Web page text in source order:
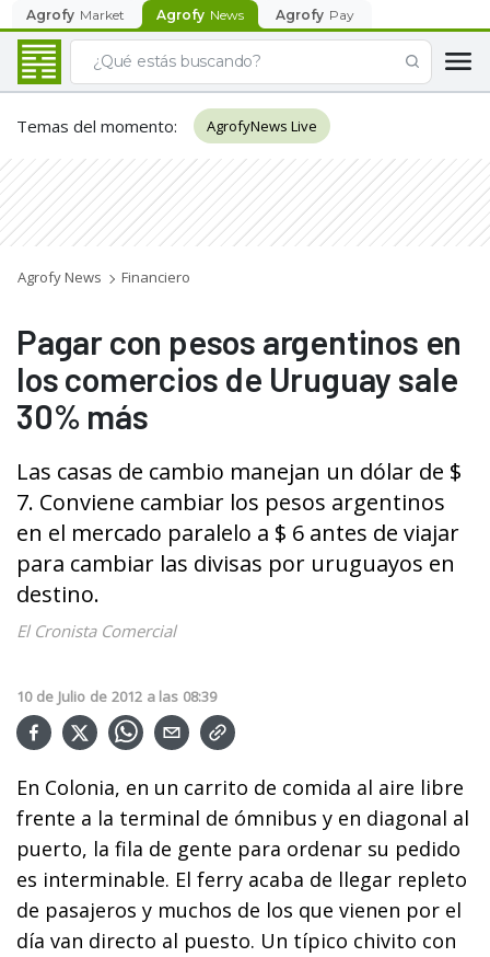
Agrofy Market Agrofy News Agrofy Pay
Temas del momento: AgrofyNews Live
Agrofy News Financiero
Pagar con pesos argentinos en
los comercios de Uruguay sale
30% más
Las casas de cambio manejan un dólar de $
7. Conviene cambiar los pesos argentinos
en el mercado paralelo a $ 6 antes de viajar
para cambiar las divisas por uruguayos en
destino.
El Cronista Comercial
10 de Julio de 2012 a las 08:39
En Colonia, en un carrito de comida al aire libre
frente a la terminal de ómnibus y en diagonal al
puerto, la fila de gente para ordenar su pedido
es interminable. El ferry acaba de llegar repleto
de pasajeros y muchos de los que vienen por el
día van directo al puesto. Un típico chivito con